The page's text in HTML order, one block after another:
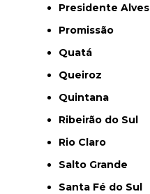
Presidente Alves
Promissão
Quatá
Queiroz
Quintana
Ribeirão do Sul
Rio Claro
Salto Grande
Santa Fé do Sul